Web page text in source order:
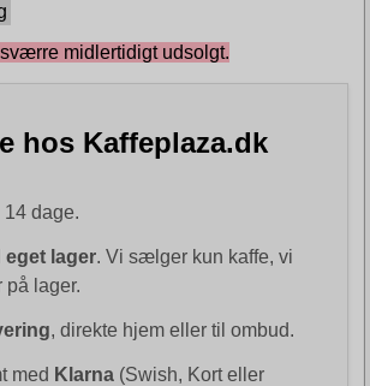
midlertidigt udsolgt.
hos Kaffeplaza.dk
dage.
eget lager. Vi sælger kun kaffe, vi
på lager.
, direkte hjem eller til ombud.
med Klarna(Swish, Kort eller